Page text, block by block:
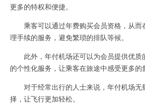
更多的特权和便捷。
乘客可以通过年费购买会员资格，从而
理手续的服务，避免繁琐的排队等候。
此外，年付机场还可以为会员提供优质
的个性化服务，让乘客在旅途中感受更多的
对于经常出行的人士来说，年付机场无
择，让飞行更加轻松。